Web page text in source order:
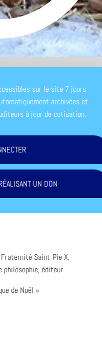
sur le site 7 jours
archivées et
à jour de cotisation.
UN DON
Saint-Pie X,
philosophie, éditeur
de Noël »